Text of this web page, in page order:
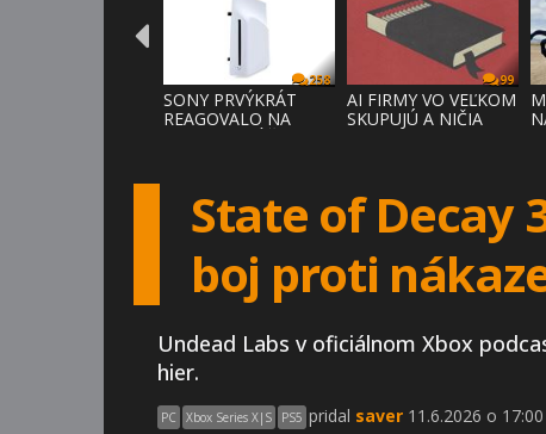
258
SONY PRVÝKRÁT
REAGOVALO NA
99
AI FIRMY VO VEĽKOM
SKUPUJÚ A NIČIA
State of Decay
boj proti
Undead Labs v oficiálnom Xbox
hier.
PC Xbox Series X|S PS5 pridal saver 11.6.2026 o